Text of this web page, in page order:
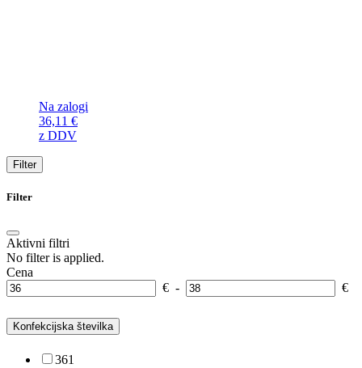
Na zalogi
36,11 €
z DDV
Filter
Filter
Aktivni filtri
No filter is applied.
Cena
€ - €
Konfekcijska številka
361